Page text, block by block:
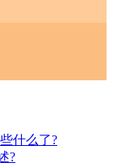
什么了?
?